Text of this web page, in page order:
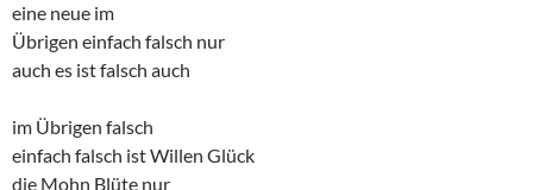
eine neue im
Übrigen einfach falsch nur
auch es ist falsch auch
im Übrigen falsch
einfach falsch ist Willen Glück
die Mohn Blüte nur